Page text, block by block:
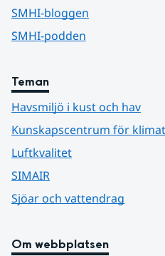
SMHI-bloggen
SMHI-podden
Teman
Havsmiljö i kust och hav
Kunskapscentrum för
Luftkvalitet
SIMAIR
Sjöar och vattendrag
Om webbplatsen